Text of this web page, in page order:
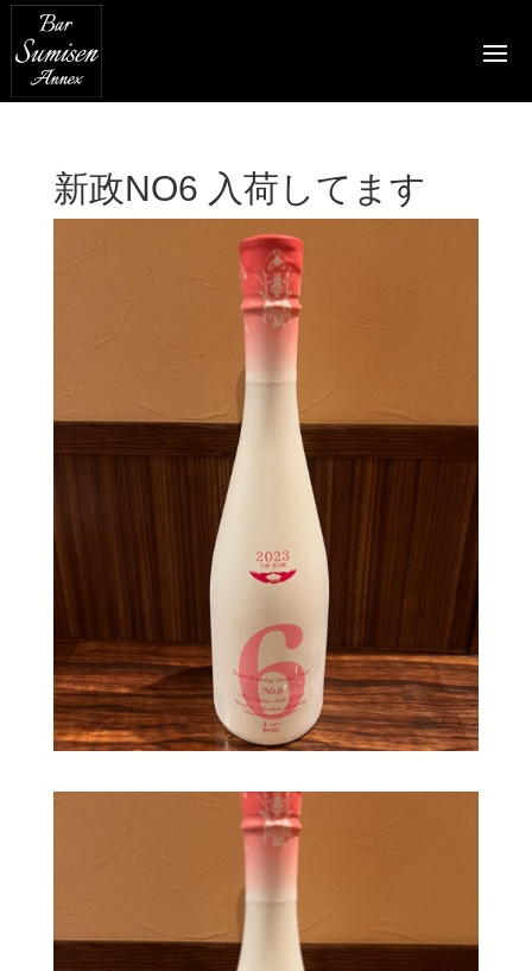
新政NO6 入荷してます